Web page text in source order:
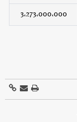
3,273,000,000